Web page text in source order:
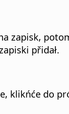
zapisk,
přidał.
klikńće do